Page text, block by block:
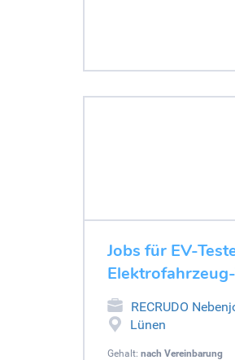
Jobs für EV-
RECRUDO
Lünen
Gehalt: nach Vereinbarung